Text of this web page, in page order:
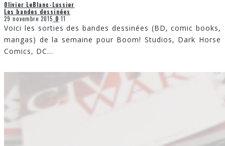
Olivier LeBlanc-Lussier
Les bandes dessinées
29 novembre 2015 0 11
Voici les sorties des bandes dessinées (BD, comic books,
mangas) de la semaine pour Boom! Studios, Dark Horse
Comics, DC...